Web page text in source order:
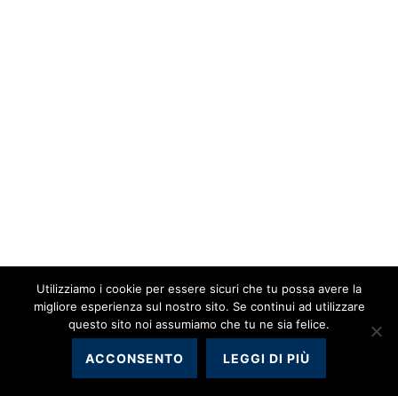
Utilizziamo i cookie per essere sicuri che tu possa avere la
migliore esperienza sul nostro sito. Se continui ad utilizzare
questo sito noi assumiamo che tu ne sia felice.
ACCONSENTO LEGGI DI PIÙ